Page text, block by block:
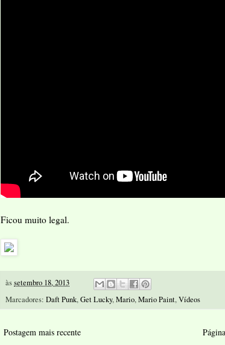
Ficou muito legal.
àssetembro 18, 2013
Marcadores: Daft Punk,Get Lucky,Mario,Mario Paint,Vídeos
Postagem mais recente